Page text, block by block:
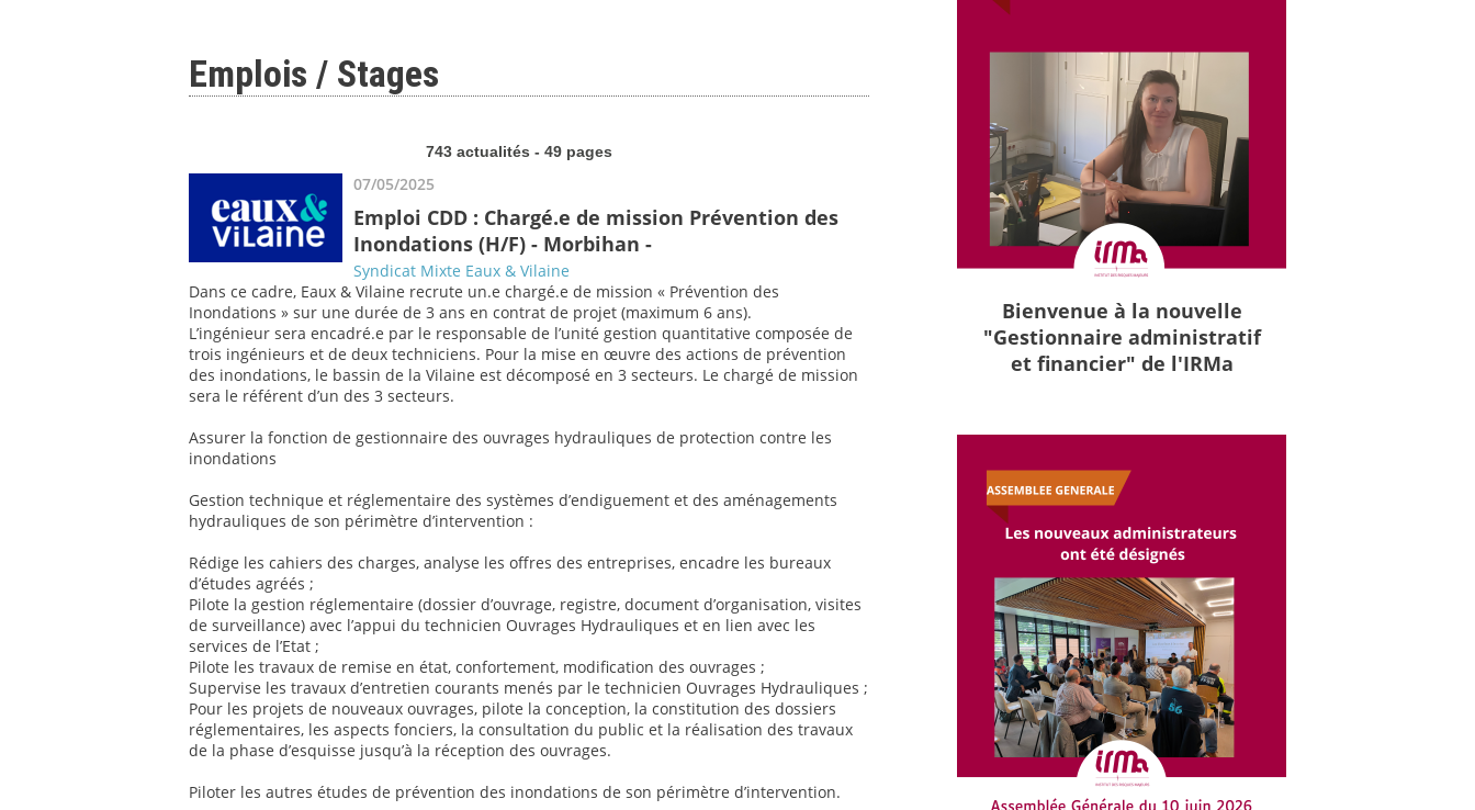
Emplois / Stages
743 actualités - 49 pages
07/05/2025
Emploi CDD : Chargé.e de mission Prévention des
Inondations (H/F) - Morbihan -
Syndicat Mixte Eaux & Vilaine
Dans ce cadre, Eaux & Vilaine recrute un.e chargé.e de mission « Prévention des
Inondations » sur une durée de 3 ans en contrat de projet (maximum 6 ans).
L’ingénieur sera encadré.e par le responsable de l’unité gestion quantitative composée de
trois ingénieurs et de deux techniciens. Pour la mise en œuvre des actions de prévention
des inondations, le bassin de la Vilaine est décomposé en 3 secteurs. Le chargé de mission
sera le référent d’un des 3 secteurs.
Assurer la fonction de gestionnaire des ouvrages hydrauliques de protection contre les
inondations
Gestion technique et réglementaire des systèmes d’endiguement et des aménagements
hydrauliques de son périmètre d’intervention :
Rédige les cahiers des charges, analyse les offres des entreprises, encadre les bureaux
d’études agréés ;
Pilote la gestion réglementaire (dossier d’ouvrage, registre, document d’organisation, visites
de surveillance) avec l’appui du technicien Ouvrages Hydrauliques et en lien avec les
services de l’Etat ;
Pilote les travaux de remise en état, confortement, modification des ouvrages ;
Supervise les travaux d’entretien courants menés par le technicien Ouvrages Hydrauliques ;
Pour les projets de nouveaux ouvrages, pilote la conception, la constitution des dossiers
réglementaires, les aspects fonciers, la consultation du public et la réalisation des travaux
de la phase d’esquisse jusqu’à la réception des ouvrages.
Piloter les autres études de prévention des inondations de son périmètre d’intervention.
Bienvenue à la nouvelle
"Gestionnaire administratif
et financier" de l'IRMa